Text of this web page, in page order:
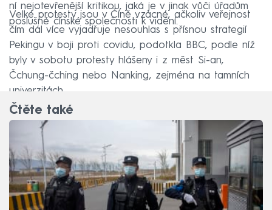
ní nejotevřenější kritikou, jaká je v jinak vůči úřadům
poslušné čínské společnosti k vidění.
Velké protesty jsou v Číně vzácné, ačkoliv veřejnost
čím dál více vyjadřuje nesouhlas s přísnou strategií
Pekingu v boji proti covidu, podotkla BBC, podle níž
byly v sobotu protesty hlášeny i z měst Si-an,
Čchung-čching nebo Nanking, zejména na tamních
univerzitách.
Čtěte také